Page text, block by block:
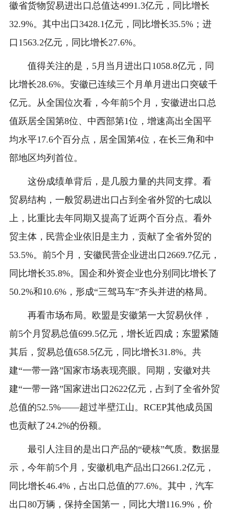
徽省货物贸易进出口总值达4991.3亿元，同比增长
32.9%。其中出口3428.1亿元，同比增长35.5%；进
口1563.2亿元，同比增长27.6%。
值得关注的是，5月当月进出口1058.8亿元，同
比增长28.6%。安徽已连续三个月单月进出口突破千
亿元。从全国位次看，今年前5个月，安徽进出口总
值跃居全国第8位、中西部第1位，增速高出全国平
均水平17.6个百分点，居全国第4位，在长三角和中
部地区均列首位。
这份成绩单背后，是几股力量的共同支撑。看
贸易结构，一般贸易进出口占到全省外贸的七成以
上，比重比去年同期又提高了近两个百分点。看外
贸主体，民营企业依旧是主力，贡献了全省外贸的
53.5%。前5个月，安徽民营企业进出口2669.7亿元，
同比增长35.8%。国企和外资企业也分别同比增长了
50.2%和10.6%，形成“三驾马车”齐头并进的格局。
再看市场布局。欧盟是安徽第一大贸易伙伴，
前5个月贸易总值699.5亿元，增长近四成；东盟紧随
其后，贸易总值658.5亿元，同比增长31.8%。共
建“一带一路”国家市场表现亮眼。同期，安徽对共
建“一带一路”国家进出口2622亿元，占到了全省外贸
总值的52.5%——超过半壁江山。RCEP其他成员国
也贡献了24.2%的份额。
最引人注目的是出口产品的“硬核”气质。数据显
示，今年前5个月，安徽机电产品出口2661.2亿元，
同比增长46.4%，占出口总值的77.6%。其中，汽车
出口80万辆，保持全国第一，同比大增116.9%，价